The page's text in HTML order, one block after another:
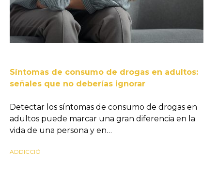
Síntomas de consumo de drogas en adultos:
señales que no deberías ignorar
Detectar los síntomas de consumo de drogas en
adultos puede marcar una gran diferencia en la
vida de una persona y en…
ADDICCIÓ